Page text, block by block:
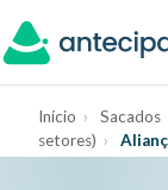
Início › Sacados
setores) ›